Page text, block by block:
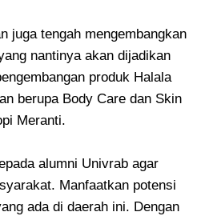
juga tengah mengembangkan
nantinya akan dijadikan
produk Halala
berupa Body Care dan Skin
Meranti.
alumni Univrab agar
Manfaatkan potensi
ada di daerah ini. Dengan